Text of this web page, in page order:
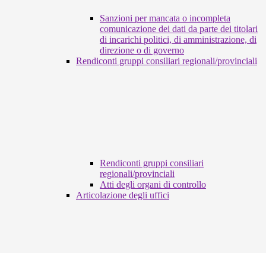
Sanzioni per mancata o incompleta
comunicazione dei dati da parte dei titolari
di incarichi politici, di amministrazione, di
direzione o di governo
Rendiconti gruppi consiliari regionali/provinciali
Rendiconti gruppi consiliari
regionali/provinciali
Atti degli organi di controllo
Articolazione degli uffici